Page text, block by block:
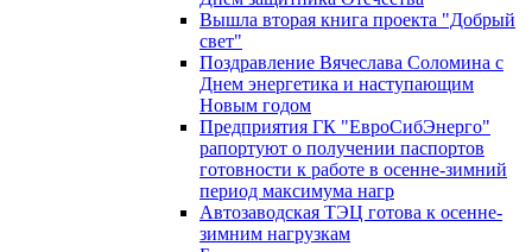
Вышла вторая книга проекта "Добрый
свет"
Поздравление Вячеслава Соломина с
Днем энергетика и наступающим
Новым годом
Предприятия ГК "ЕвроСибЭнерго"
рапортуют о получении паспортов
готовности к работе в осенне-зимний
период максимума нагр
Автозаводская ТЭЦ готова к осенне-
зимним нагрузкам